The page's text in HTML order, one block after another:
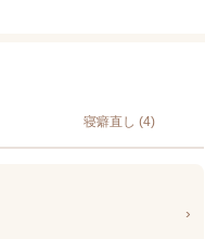
寝癖直し (4)
›